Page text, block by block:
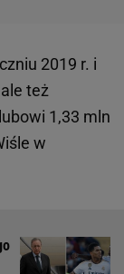
2019 r. i
ale też
1,33 mln
w